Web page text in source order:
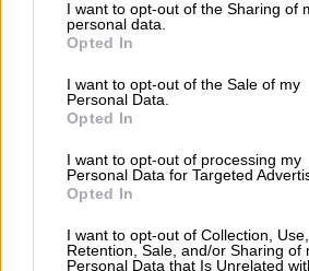
not limited to your visit or usage
grant or deny consent to Google and
use your data for below specified
consent section.
I want to opt-out of the Sharing of
personal data.
Opted In
I want to opt-out of the Sale of my
Personal Data.
Opted In
I want to opt-out of processing my
Personal Data for Targeted
Opted In
I want to opt-out of Collection, Use,
Retention, Sale, and/or Sharing of
Personal Data that Is Unrelated
περιμένει από εμάς η
Δεν ερχόμαστε να
σύστημα. Ερχόμαστε για να
σύστημα. Ερχόμαστε για να
υπερσυγκεντρωτικό κράτος
Μαξίμου. Δίνοντας εξουσία,
περιουσία, αρμοδιότητες,
κοντά στον πολίτη. Αυτό